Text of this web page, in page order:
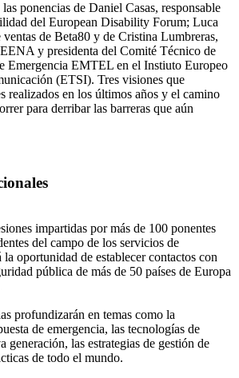
ponencias de Daniel Casas, responsable
del European Disability Forum; Luca
de Beta80 y de Cristina Lumbreras,
y presidenta del Comité Técnico de
Emergencia EMTEL en el Instiuto Europeo
(ETSI). Tres visiones que
realizados en los últimos años y el camino
para derribar las barreras que aún
impartidas por más de 100 ponentes
del campo de los servicios de
oportunidad de establecer contactos con
pública de más de 50 países de Europa
profundizarán en temas como la
de emergencia, las tecnologías de
generación, las estrategias de gestión de
de todo el mundo.